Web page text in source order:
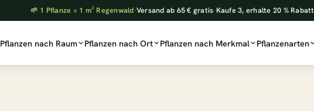
🌱 1 Pflanze = 1 m² Regenwald·Versand ab 65 € gratis·Kaufe 3, erhalte 20 % Rabatt
Pflanzen nach Raum Pflanzen nach Ort Pflanzen nach Merkmal Pflanzenarten